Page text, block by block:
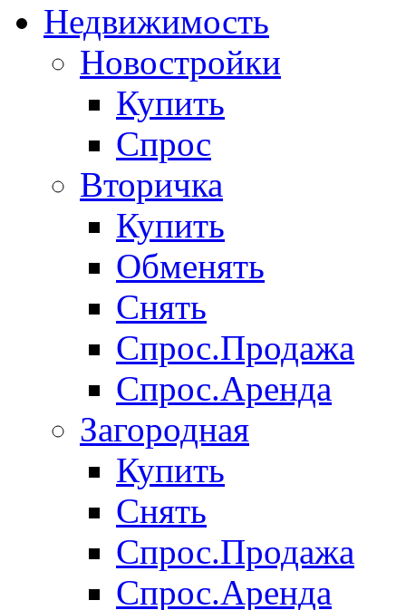
Недвижимость
Новостройки
Купить
Спрос
Вторичка
Купить
Обменять
Снять
Спрос.Продажа
Спрос.Аренда
Загородная
Купить
Снять
Спрос.Продажа
Спрос.Аренда